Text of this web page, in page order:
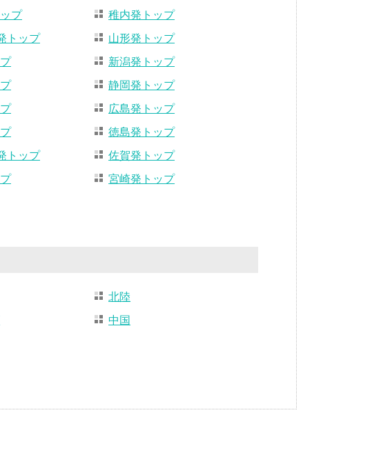
プ
稚内発トップ
トップ
山形発トップ
新潟発トップ
静岡発トップ
広島発トップ
徳島発トップ
トップ
佐賀発トップ
宮崎発トップ
北陸
中国